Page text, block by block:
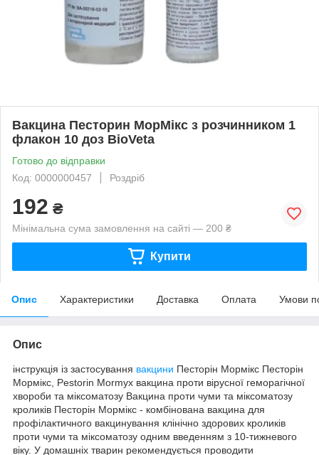
Вакцина Песторин МорМікс з розчинником 1
флакон 10 доз BioVeta
Готово до відправки
Код: 0000000457
Роздріб
192 ₴
Мінімальна сума замовлення на сайті — 200 ₴
Купити
Опис Характеристики Доставка Оплата Умови
Опис
інструкція із застосування вакцини Песторін Мормікс Песторін
Мормікс, Pestorin Mormyx вакцина проти вірусної геморагічної
хвороби та міксоматозу Вакцина проти чуми та міксоматозу
кроликів Песторін Мормікс - комбінована вакцина для
профілактичного вакцинування клінічно здорових кроликів
проти чуми та міксоматозу одним введенням з 10-тижневого
віку. У домашніх тварин рекомендується проводити